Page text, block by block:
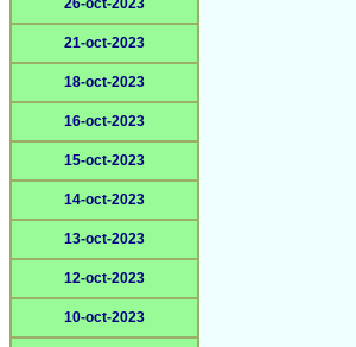
26-oct-2023
21-oct-2023
18-oct-2023
16-oct-2023
15-oct-2023
14-oct-2023
13-oct-2023
12-oct-2023
10-oct-2023